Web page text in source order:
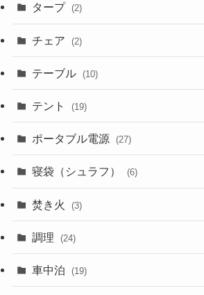
タープ (2)
チェア (2)
テーブル (10)
テント (19)
ポータブル電源 (27)
寝袋（シュラフ） (6)
焚き火 (3)
調理 (24)
車中泊 (19)